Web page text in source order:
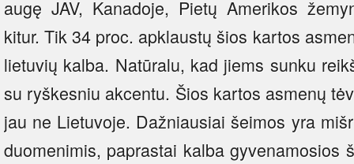
augę JAV, Kanadoje, Pietų Amerikos
kitur. Tik 34 proc. apklaustų šios kartos
lietuvių kalba. Natūralu, kad jiems sunku
su ryškesniu akcentu. Šios kartos asmenų
jau ne Lietuvoje. Dažniausiai šeimos yra
duomenimis, paprastai kalba gyvenamosios